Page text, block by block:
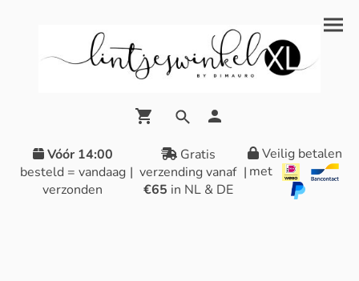
Vóór 14:00
besteld = vandaag
verzonden
|
Gratis
verzending vanaf
€65 in NL & DE
|
Veilig betalen
met